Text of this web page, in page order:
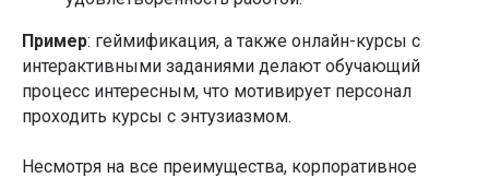
Пример: геймификация, а также онлайн-курсы с
интерактивными заданиями делают обучающий
процесс интересным, что мотивирует персонал
проходить курсы с энтузиазмом.
Несмотря на все преимущества, корпоративное